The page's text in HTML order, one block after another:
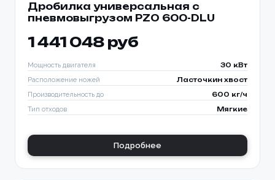
Дробилка универсальная с
пневмовыгрузом PZO 600-DLU
1 441 048 руб
Мощность двигателя 30 кВт
Расположение ножей Ласточкин хвост
Производительность до 600 кг/ч
Тип отходов Мягкие
Подробнее